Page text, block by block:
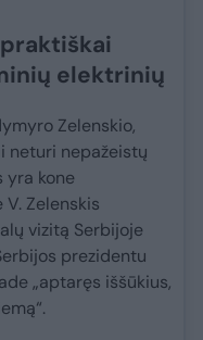
elektrinių
Zelenskio,
neturi nepažeistų
yra kone
Zelenskis
vizitą Serbijoje
prezidentu
„aptaręs iššūkius,